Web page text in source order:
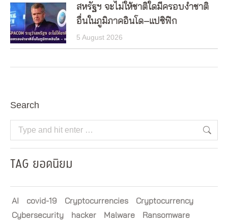
สหรัฐฯ จะไม่ให้ชาติใดมีครอบงำชาติ
อื่นในภูมิภาคอินโด–แปซิฟิก
5 August 2026
Search
Search:
TAG ยอดนิยม
AI covid-19 Cryptocurrencies
Cryptocurrency
Cybersecurity
hacker Malware
Ransomware